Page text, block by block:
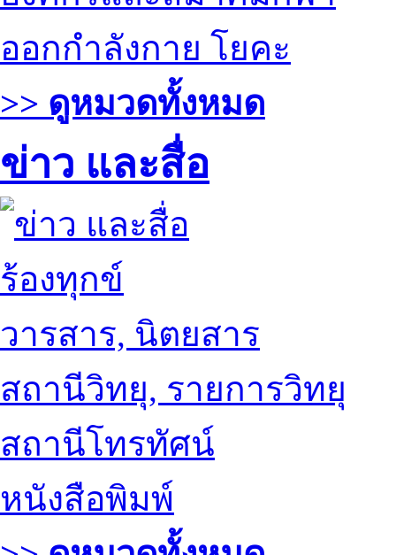
ออกกำลังกาย โยคะ
>> ดูหมวดทั้งหมด
ข่าว และสื่อ
ร้องทุกข์
วารสาร, นิตยสาร
สถานีวิทยุ, รายการวิทยุ
สถานีโทรทัศน์
หนังสือพิมพ์